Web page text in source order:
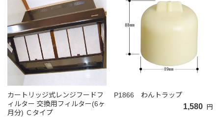
カートリッジ式レンジフードフ
ィルター 交換用フィルター(6ヶ
月分) Ｃタイプ
P1866 わんトラップ
1,580 円